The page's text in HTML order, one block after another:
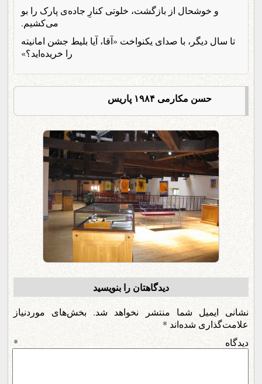
و خوشحال از بازگشت، خلوتی کنارِ جاده‌ی پارک را بو
می‌کشیم.
تا سال دیگر، با صدای یکنواخت «آقا، آیا بلیط جشن امانیته
را خریده‌اید؟»
حسن مکارمی ۱۹۸۴ پاریس
دیدگاهتان را بنویسید
نشانی ایمیل شما منتشر نخواهد شد.
بخش‌های موردنیاز
علامت‌گذاری شده‌اند *
دیدگاه *